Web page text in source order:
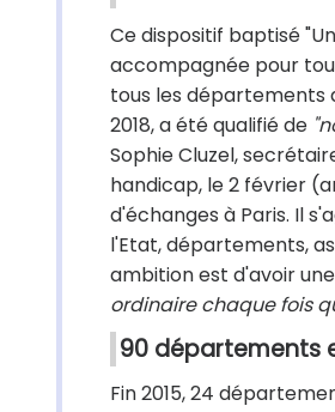
Ce dispositif baptisé
accompagnée pour
tous les départements
2018, a été qualifié de
Sophie Cluzel,
handicap, le 2 février
d'échanges à Paris. Il
l'Etat, départements,
ambition est d'avoir
ordinaire chaque fois
90 départements
Fin 2015, 24